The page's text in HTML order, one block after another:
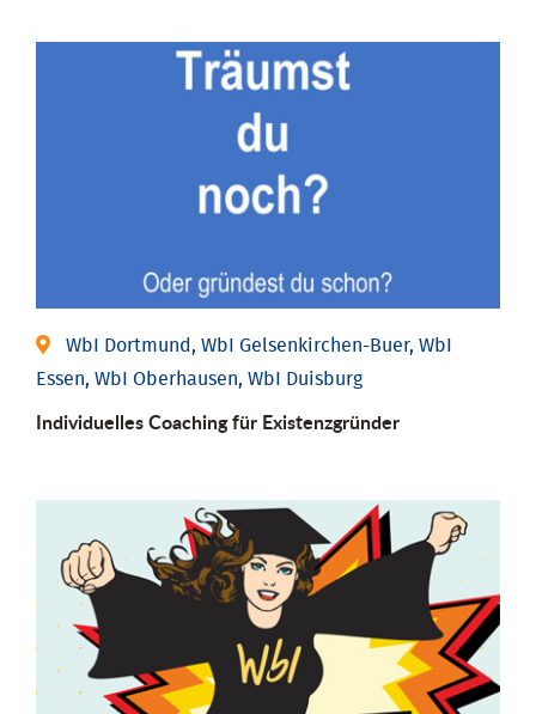
WbI Dortmund, WbI Gelsenkirchen-Buer, WbI
Essen, WbI Oberhausen, WbI Duisburg
Individu­elles Coaching für Existenz­gründer